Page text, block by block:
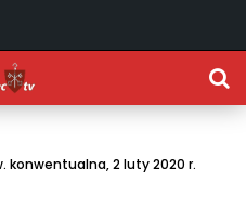
konwentualna, 2 luty 2020 r.